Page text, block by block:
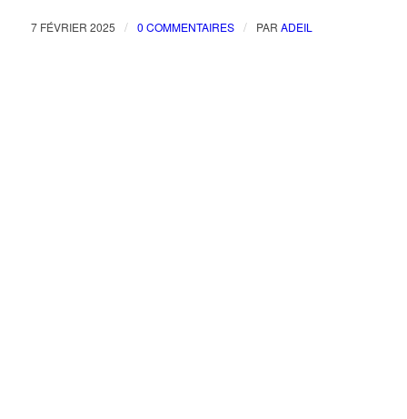
7 FÉVRIER 2025 / 0 COMMENTAIRES / PAR ADEIL